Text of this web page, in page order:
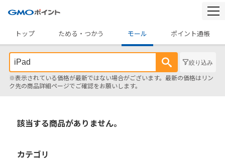
トップ
ためる・つかう モール ポイント通帳
絞り込み
※表示されている価格が最新ではない場合がございます。最新の価格はリン
ク先の商品詳細ページでご確認をお願いします。
該当する商品がありません。
カテゴリ